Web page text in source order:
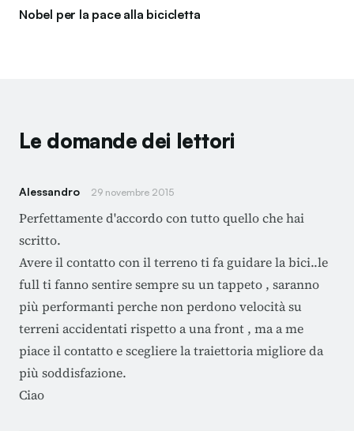
Nobel per la pace alla bicicletta
Le domande dei lettori
Alessandro 29 novembre 2015
Perfettamente d'accordo con tutto quello che hai
scritto.
Avere il contatto con il terreno ti fa guidare la bici..le
full ti fanno sentire sempre su un tappeto , saranno
più performanti perche non perdono velocità su
terreni accidentati rispetto a una front , ma a me
piace il contatto e scegliere la traiettoria migliore da
più soddisfazione.
Ciao